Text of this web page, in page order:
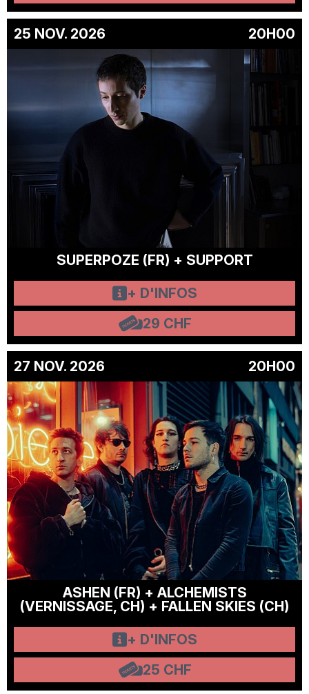
25 NOV. 2026 20H00
SUPERPOZE (FR) + SUPPORT
+ D'INFOS
29 CHF
27 NOV. 2026 20H00
ASHEN (FR) + ALCHEMISTS
(VERNISSAGE, CH) + FALLEN SKIES (CH)
+ D'INFOS
25 CHF